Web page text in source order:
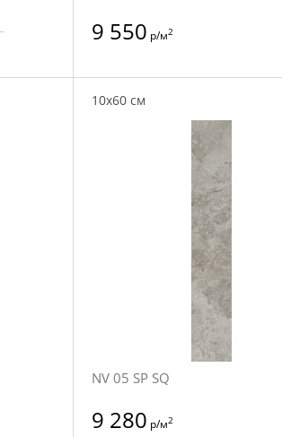
9 550 р/м2
10x60 см
NV 05 SP SQ
9 280 р/м2